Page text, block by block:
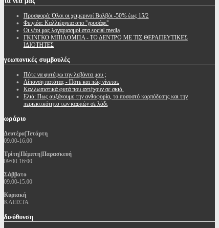
Προσφορά: Όλοι οι χειμερινοί Βολβόι -50% έως 15/2
Φειγιόα: Καλλιέργεια απο ''χρυσάφι''
Oι νέοι μας λογαριασμοί στα social media
ΓΚΙΝΓΚΟ ΜΠΙΛΟΜΠΑ - ΤΟ ΔΕΝΤΡΟ ΜΕ ΤΙΣ ΘΕΡΑΠΕΥΤΙΚΕΣ
ΙΔΙΟΤΗΤΕΣ
γεωπονικές συμβουλές
Πότε να φυτέψω την λεβάντα μου ;
Λίπανση πατάτας - Πότε και πώς γίνεται.
Καλλωπιστικά φυτά που αντέχουν σε σκιά.
Ελιά: Πως αυξάνουμε την ανθοφορία, το ποσοστό καρπόδεσης και την
περιεκτικότητα των καρπών σε λάδι
ωράριο
Δευτέρα|Τετάρτη
09:00-16:00
Τρίτη|Πέμπτη|Παρασκευή
09:00-16:00
Σάββατο
09:00-15:00
Κυριακή
ΚΛΕΙΣΤΑ
διεύθυνση